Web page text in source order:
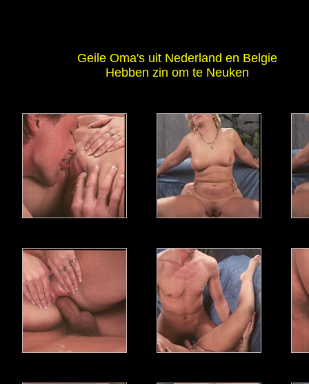
Geile Oma's uit Nederland en Belgie
Hebben zin om te Neuken